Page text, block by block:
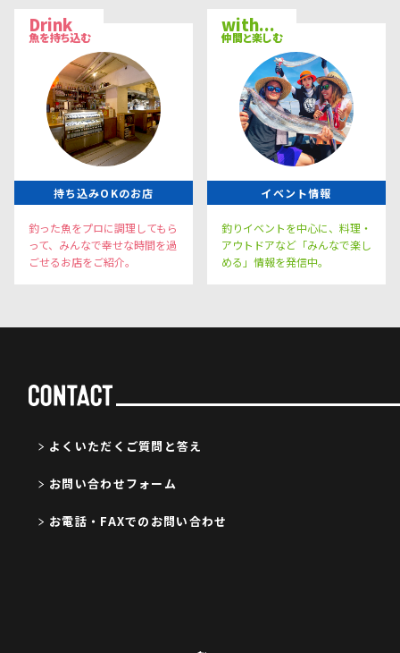
Drink
魚を持ち込む
持ち込みOKのお店
釣った魚をプロに調理してもら
って、みんなで幸せな時間を過
ごせるお店をご紹介。
with...
仲間と楽しむ
イベント情報
釣りイベントを中心に、料理・
アウトドアなど「みんなで楽し
める」情報を発信中。
よくいただくご質問と答え
お問い合わせフォーム
お電話・FAXでのお問い合わせ